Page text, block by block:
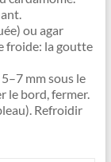
ou agar
froide: la goutte
mm sous le
le bord, fermer.
Refroidir